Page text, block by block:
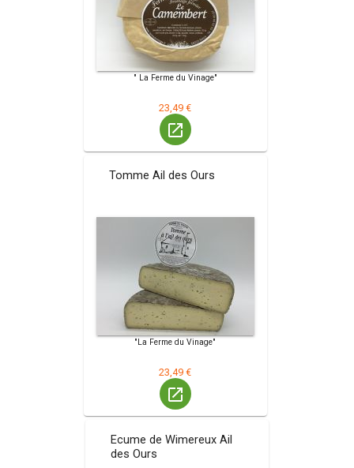
" La Ferme du Vinage"
23,49 €
launch
Tomme Ail des Ours
"La Ferme du Vinage"
23,49 €
launch
Ecume de Wimereux Ail
des Ours